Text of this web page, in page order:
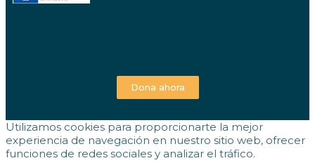
Dona ahora
Utilizamos cookies para proporcionarte la mejor
experiencia de navegación en nuestro sitio web, ofrecer
funciones de redes sociales y analizar el tráfico.